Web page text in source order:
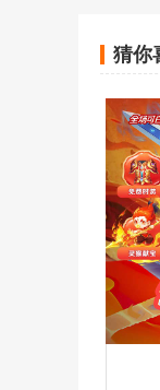
猜你